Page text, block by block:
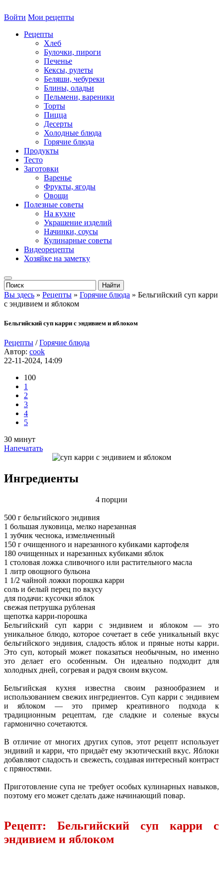
Войти Мои рецепты
Рецепты
Хлеб
Булочки, пироги
Печенье
Кексы, рулеты
Беляши, чебуреки
Блины, оладьи
Пельмени, вареники
Торты
Пицца
Десерты
Холодные блюда
Горячие блюда
Продукты
Тесто
Заготовки
Варенье
Фрукты, ягоды
Овощи
Полезные советы
На кухне
Украшение изделий
Начинки, соусы
Кулинарные советы
Видеорецепты
Хозяйке на заметку
Вы здесь » Рецепты » Горячие блюда » Бельгийский суп карри
с эндивием и яблоком
Бельгийский суп карри с эндивием и яблоком
Рецепты /Горячие блюда
Автор: cook
22-11-2024, 14:09
100
1
2
3
4
5
30 минут
Напечатать
Ингредиенты
4 порции
500 г бельгийского эндивия
1 большая луковица, мелко нарезанная
1 зубчик чеснока, измельченный
150 г очищенного и нарезанного кубиками картофеля
180 очищенных и нарезанных кубиками яблок
1 столовая ложка сливочного или растительного масла
1 литр овощного бульона
1 1/2 чайной ложки порошка карри
соль и белый перец по вкусу
для подачи: кусочки яблок
свежая петрушка рубленая
щепотка карри-порошка
Бельгийский суп карри с эндивием и яблоком — это
уникальное блюдо, которое сочетает в себе уникальный вкус
бельгийского эндивия, сладость яблок и пряные ноты карри.
Это суп, который может показаться необычным, но именно
это делает его особенным. Он идеально подходит для
холодных дней, согревая и радуя своим вкусом.
Бельгийская кухня известна своим разнообразием и
использованием свежих ингредиентов. Суп карри с эндивием
и яблоком — это пример креативного подхода к
традиционным рецептам, где сладкие и соленые вкусы
гармонично сочетаются.
В отличие от многих других супов, этот рецепт использует
эндивий и карри, что придаёт ему экзотический вкус. Яблоки
добавляют сладость и свежесть, создавая интересный контраст
с пряностями.
Приготовление супа не требует особых кулинарных навыков,
поэтому его может сделать даже начинающий повар.
Рецепт: Бельгийский суп карри с
эндивием и яблоком